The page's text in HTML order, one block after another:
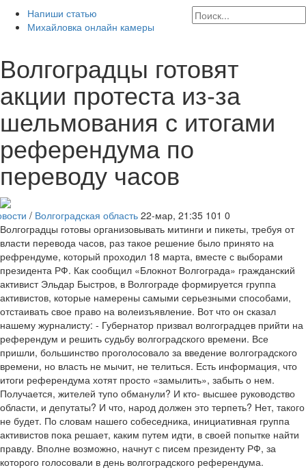
Напиши статью
Михайловка онлайн камеры
Волгоградцы готовят
акции протеста из-за
шельмования с итогами
референдума по
переводу часов
/ Волгоградская область 22-мар, 21:35 101 0
Волгоградцы готовы организовывать митинги и пикеты, требуя от
власти перевода часов, раз такое решение было принято на
рефрендуме, который проходил 18 марта, вместе с выборами
президента РФ. Как сообщил «Блокнот Волгограда» гражданский
активист Эльдар Быстров, в Волгограде формируется группа
активистов, которые намерены самыми серьезными способами,
отстаивать свое право на волеизъявление. Вот что он сказал
нашему журналисту: - Губернатор призвал волгоградцев прийти на
референдум и решить судьбу волгоградского времени. Все
пришли, большинство проголосовало за введение волгоградского
времени, но власть не мычит, не телиться. Есть информация, что
итоги референдума хотят просто «замылить», забыть о нем.
Получается, жителей тупо обманули? И кто- высшее руководство
области, и депутаты? И что, народ должен это терпеть? Нет, такого
не будет. По словам нашего собеседника, инициативная группа
активистов пока решает, каким путем идти, в своей попытке найти
правду. Вполне возможно, начнут с писем президенту РФ, за
которого голосовали в день волгоградского референдума.